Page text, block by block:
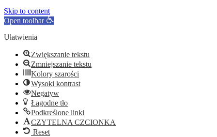
Skip to content
Open toolbar
Ułatwienia
Zwiększanie tekstu
Zmniejszanie tekstu
Kolory szarości
Wysoki kontrast
Negatyw
Łagodne tło
Podkreślone linki
CZYTELNA CZCIONKA
Reset